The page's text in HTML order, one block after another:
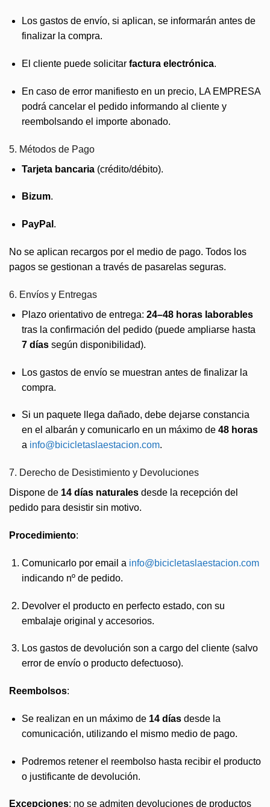
Los gastos de envío, si aplican, se informarán antes de
finalizar la compra.
El cliente puede solicitar factura electrónica.
En caso de error manifiesto en un precio, LA EMPRESA
podrá cancelar el pedido informando al cliente y
reembolsando el importe abonado.
5. Métodos de Pago
Tarjeta bancaria(crédito/débito).
Bizum.
PayPal .
No se aplican recargos por el medio de pago. Todos los
pagos se gestionan a través de pasarelas seguras.
6. Envíos y Entregas
Plazo orientativo de entrega: 24–48 horas laborables
tras la confirmación del pedido (puede ampliarse hasta
7 díassegún disponibilidad).
Los gastos de envío se muestran antes de finalizar la
compra.
Si un paquete llega dañado, debe dejarse constancia
en el albarán y comunicarlo en un máximo de 48 horas
a info@bicicletaslaestacion.com.
7. Derecho de Desistimiento y Devoluciones
Dispone de 14 días naturales desde la recepción del
pedido para desistir sin motivo.
Procedimiento:
Comunicarlo por email a info@bicicletaslaestacion.com
indicando nº de pedido.
Devolver el producto en perfecto estado, con su
embalaje original y accesorios.
Los gastos de devolución son a cargo del cliente (salvo
error de envío o producto defectuoso).
Reembolsos:
Se realizan en un máximo de 14 díasdesde la
comunicación, utilizando el mismo medio de pago.
Podremos retener el reembolso hasta recibir el producto
o justificante de devolución.
Excepciones: no se admiten devoluciones de productos